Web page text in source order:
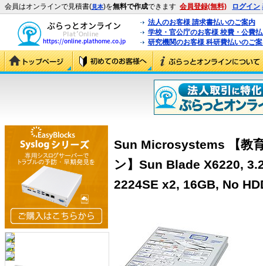
会員はオンラインで見積書(見本)を無料で作成できます 会員登録(無料) ログイン
法人のお客様 請求書払いのご案内
学校・官公庁のお客様 校費・公費
研究機関のお客様 科研費払いのご
Sun Microsystems 【教
ン】Sun Blade X6220,
2224SE x2, 16GB, No